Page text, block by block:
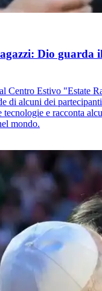
Dio guarda
Centro Estivo "Estate
di alcuni dei
e racconta
mondo.